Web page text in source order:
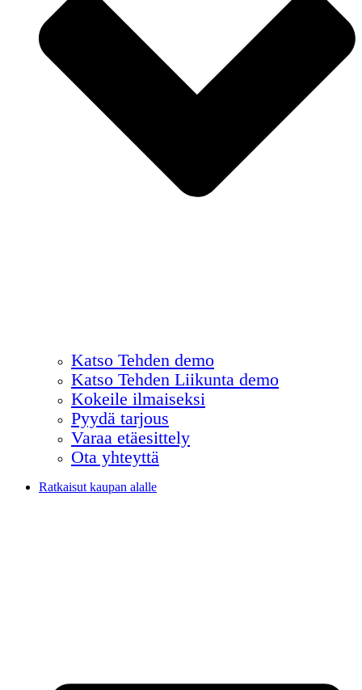
Katso Tehden demo
Katso Tehden Liikunta demo
Kokeile ilmaiseksi
Pyydä tarjous
Varaa etäesittely
Ota yhteyttä
Ratkaisut kaupan alalle